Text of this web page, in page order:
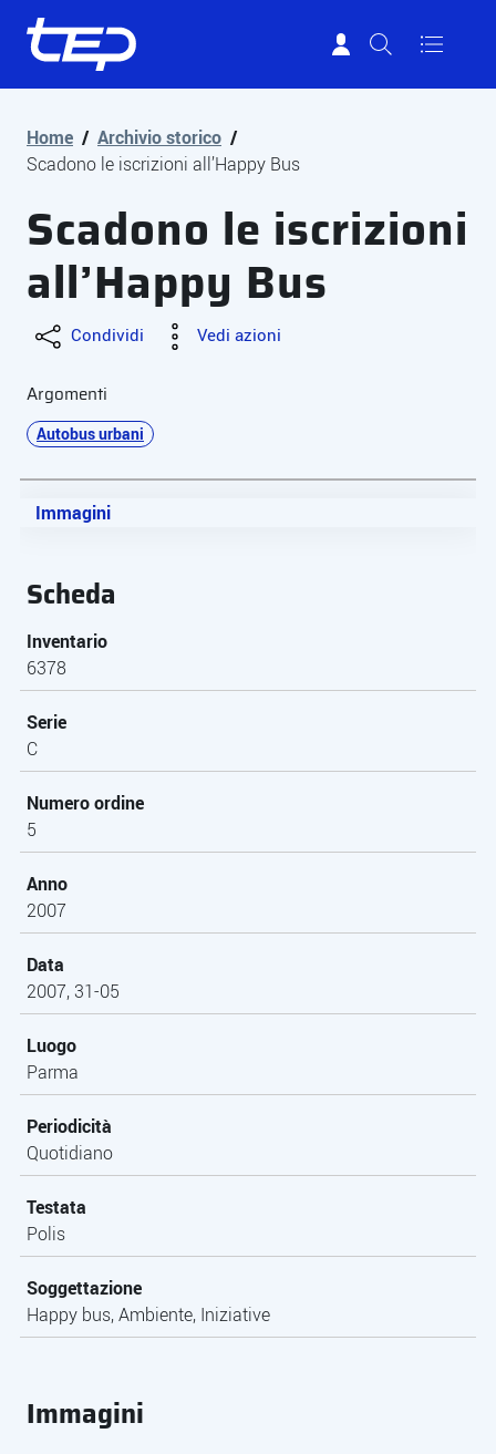
Tep - Trasporti pubblici Parma
Home / Archivio storico /
Scadono le iscrizioni all’Happy Bus
Scadono le iscrizioni
all’Happy Bus
Condividi Vedi azioni
Argomenti
Autobus urbani
Scheda
Inventario
6378
Serie
C
Numero ordine
5
Anno
2007
Data
2007, 31-05
Luogo
Parma
Periodicità
Quotidiano
Testata
Polis
Soggettazione
Happy bus, Ambiente, Iniziative
Immagini
Immagini